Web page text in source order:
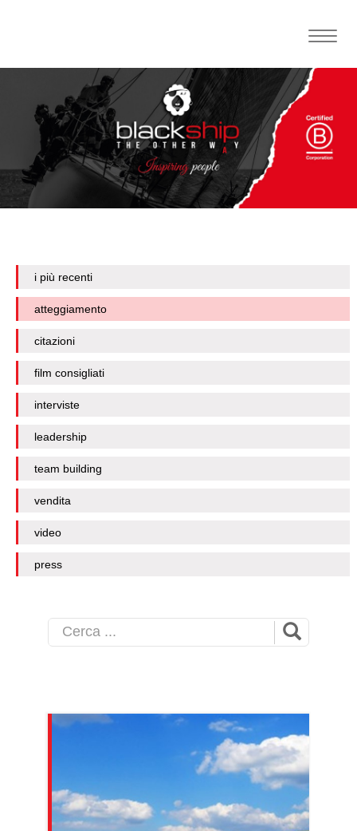
Toggle
i più recenti
atteggiamento
citazioni
film consigliati
interviste
leadership
team building
vendita
video
press